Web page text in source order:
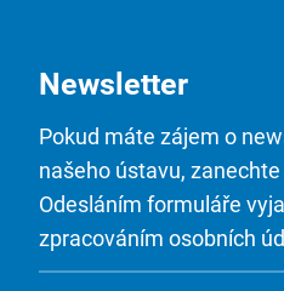
Newsletter
Pokud máte zájem o
našeho ústavu,
Odesláním formuláře
zpracováním osobních